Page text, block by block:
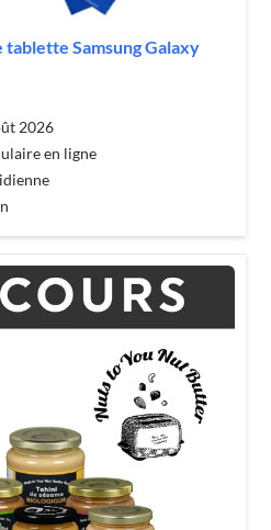
tablette Samsung Galaxy
2026
en ligne